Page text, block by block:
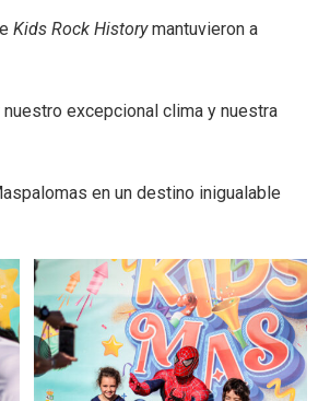
Kids Rock Historymantuvieron a
excepcional clima y nuestra
en un destino inigualable